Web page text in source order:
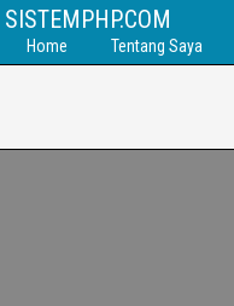
SISTEMPHP.COM
Home Tentang Saya